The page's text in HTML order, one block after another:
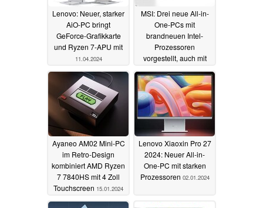
Lenovo: Neuer, starker
AiO-PC bringt
GeForce-Grafikkarte
und Ryzen 7-APU mit
11.04.2024
MSI: Drei neue All-in-
One-PCs mit
brandneuen Intel-
Prozessoren
vorgestellt, auch mit
Touch27.03.2024
Ayaneo AM02 Mini-PC
im Retro-Design
kombiniert AMD Ryzen
7 7840HS mit 4 Zoll
Touchscreen 15.01.2024
Lenovo Xiaoxin Pro 27
2024: Neuer All-in-
One-PC mit starken
Prozessoren 02.01.2024